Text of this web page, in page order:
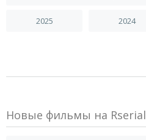
2025 2024
Новые фильмы на Rserial